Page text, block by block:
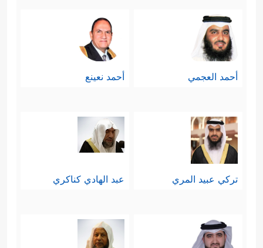
أحمد العجمي أحمد نعينع
تركي عبيد المري عبد الهادي كناكري